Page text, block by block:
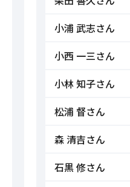
小浦 武志さん
小西 一三さん
小林 知子さん
松浦 督さん
森 清吉さん
石黒 修さん